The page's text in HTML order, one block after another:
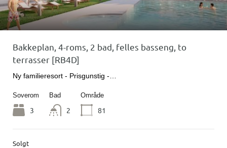
Bakkeplan, 4-roms, 2 bad, felles basseng, to
terrasser [RB4D]
Ny familieresort - Prisgunstig -…
Soverom
3
Bad
2
Område
81
Solgt